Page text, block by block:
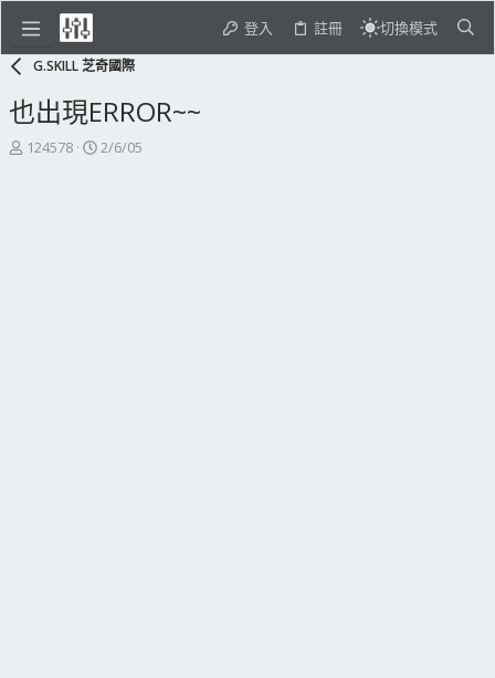
登入 註冊 切換模式
G.SKILL 芝奇國際
也出現ERROR~~
主
124578
開
2/6/05